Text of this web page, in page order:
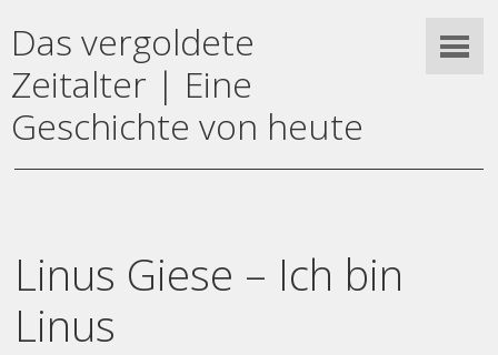
Das vergoldete
Zeitalter | Eine
Geschichte von heute
Linus Giese – Ich bin
Linus